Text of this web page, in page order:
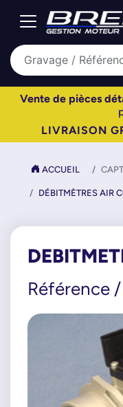
Vente de pièces
LIVRAISON
ACCUEIL
DÉBITMÈTRES AIR
Référence